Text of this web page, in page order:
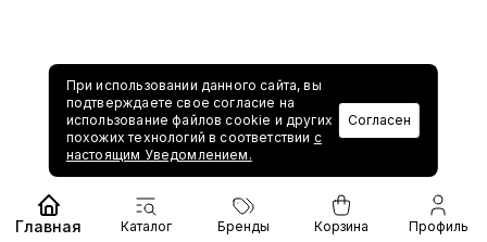
При использовании данного сайта, вы
подтверждаете свое согласие на
использование файлов cookie и других
похожих технологий в соответствии с
настоящим Уведомлением.
Согласен
Главная Каталог Бренды Корзина Профиль